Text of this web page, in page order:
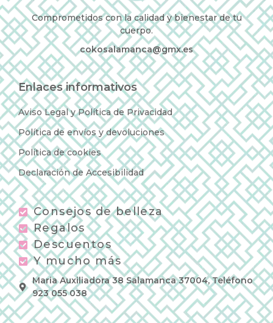
Comprometidos con la calidad y bienestar de tu
cuerpo.
cokosalamanca@gmx.es
Enlaces informativos
Aviso Legal y Política de Privacidad
Política de envíos y devoluciones
Política de cookies
Declaración de Accesibilidad
Consejos de belleza
Regalos
Descuentos
Y mucho más
Maria Auxiliadora 38 Salamanca 37004, Teléfono
923 055 038